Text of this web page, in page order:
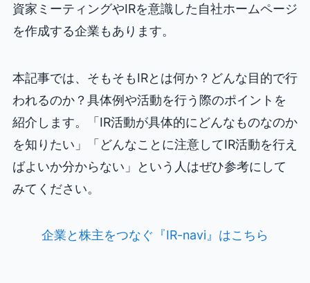
資家ミーティングやIRを意識した自社ホームページ
を作成する企業もあります。
本記事では、そもそもIRとは何か？どんな目的で行
われるのか？具体例や活動を行う際のポイントを
紹介します。「IR活動が具体的にどんなものなのか
を知りたい」「どんなことに注意してIR活動を行え
ばよいか分からない」という人はぜひ参考にして
みてください。
企業と株主をつなぐ『IR-navi』はこちら